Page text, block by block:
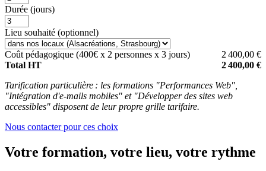
Durée (jours)
Lieu souhaité (optionnel)
Coût pédagogique (400€ x 2 personnes x 3 jours)
2 400,00 €
Total HT
2 400,00 €
Tarification particulière : les formations "Performances Web",
"Intégration d'e-mails mobiles" et "Développer des sites web
accessibles" disposent de leur propre grille tarifaire.
Nous contacter pour ces choix
Votre formation, votre lieu, votre rythme